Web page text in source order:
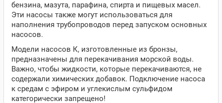
бензина, мазута, парафина, спирта и пищевых масел.
Эти насосы также могут использоваться для
наполнения трубопроводов перед запуском основных
насосов.
Модели насосов К, изготовленные из бронзы,
предназначены для перекачивания морской воды.
Важно, чтобы жидкости, которые перекачиваются, не
содержали химических добавок. Подключение насоса
к средам с эфиром и углекислым сульфидом
категорически запрещено!